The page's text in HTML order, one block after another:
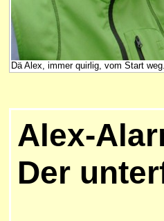
Dä Alex, immer quirlig, vom
Alex-
Der